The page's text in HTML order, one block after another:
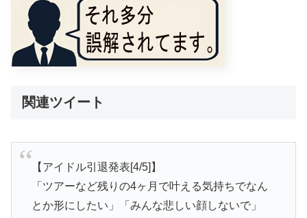
関連ツイート
【アイドル引退発表[4/5]】
「ツアーなど残りの4ヶ月で叶える気持ちでなん
とか形にしたい」「みんな悲しい顔しないで」